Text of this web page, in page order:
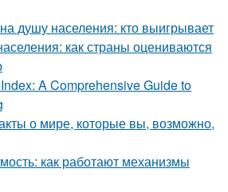
душу населения: кто выигрывает
как страны оцениваются
A Comprehensive Guide to
о мире, которые вы, возможно,
как работают механизмы